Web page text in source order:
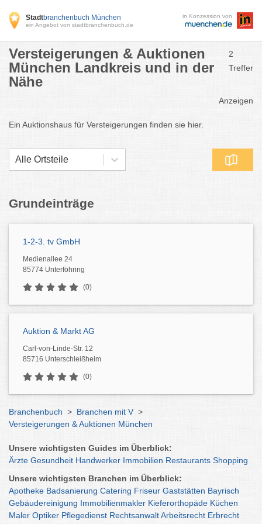
Stadtbranchenbuch München
ein Angebot von stadtbranchenbuch.de
in Konzession von
Versteigerungen & Auktionen
München Landkreis und in der
Nähe
2
Treffer
Anzeigen
Ein Auktionshaus für Versteigerungen finden sie hier.
Alle Ortsteile
Grundeinträge
1-2-3. tv GmbH
Medienallee 24
85774 Unterföhring
(0)
Auktion & Markt AG
Carl-von-Linde-Str. 12
85716 Unterschleißheim
(0)
Branchenbuch > Branchen mit V >
Versteigerungen & Auktionen München
Unsere wichtigsten Guides im Überblick:
Ärzte Gesundheit Handwerker Immobilien Restaurants Shopping
Unsere wichtigsten Branchen im Überblick:
Apotheke Badsanierung Catering Friseur Gaststätten Bayrisch
Gebäudereinigung Immobilienmakler Kieferorthopäde Küchen
Maler Optiker Pflegedienst RechtsanwaltArbeitsrecht Erbrecht